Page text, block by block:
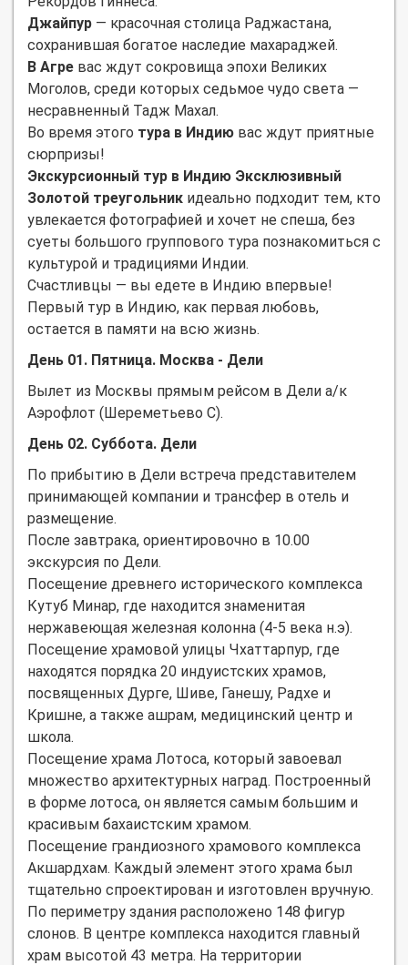
Джайпур — красочная столица Раджастана,
сохранившая богатое наследие махараджей.
В Агре вас ждут сокровища эпохи Великих
Моголов, среди которых седьмое чудо света —
несравненный Тадж Махал.
Во время этого тура в Индию вас ждут приятные
сюрпризы!
Экскурсионный тур в Индию Эксклюзивный
Золотой треугольник идеально подходит тем, кто
увлекается фотографией и хочет не спеша, без
суеты большого группового тура познакомиться с
культурой и традициями Индии.
Счастливцы — вы едете в Индию впервые!
Первый тур в Индию, как первая любовь,
остается в памяти на всю жизнь.
День 01. Пятница. Москва - Дели
Вылет из Москвы прямым рейсом в Дели а/к
Аэрофлот (Шереметьево С).
День 02. Суббота. Дели
По прибытию в Дели встреча представителем
принимающей компании и трансфер в отель и
размещение.
После завтрака, ориентировочно в 10.00
экскурсия по Дели.
Посещение древнего исторического комплекса
Кутуб Минар, где находится знаменитая
нержавеющая железная колонна (4-5 века н.э).
Посещение храмовой улицы Чхаттарпур, где
находятся порядка 20 индуистских храмов,
посвященных Дурге, Шиве, Ганешу, Радхе и
Кришне, а также ашрам, медицинский центр и
школа.
Посещение храма Лотоса, который завоевал
множество архитектурных наград. Построенный
в форме лотоса, он является самым большим и
красивым бахаистским храмом.
Посещение грандиозного храмового комплекса
Акшардхам. Каждый элемент этого храма был
тщательно спроектирован и изготовлен вручную.
По периметру здания расположено 148 фигур
слонов. В центре комплекса находится главный
храм высотой 43 метра. На территории